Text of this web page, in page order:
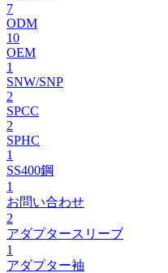
7
ODM
10
OEM
1
SNW/SNP
2
SPCC
2
SPHC
1
SS400鋼
1
お問い合わせ
2
アダプタースリーブ
1
アダプター袖